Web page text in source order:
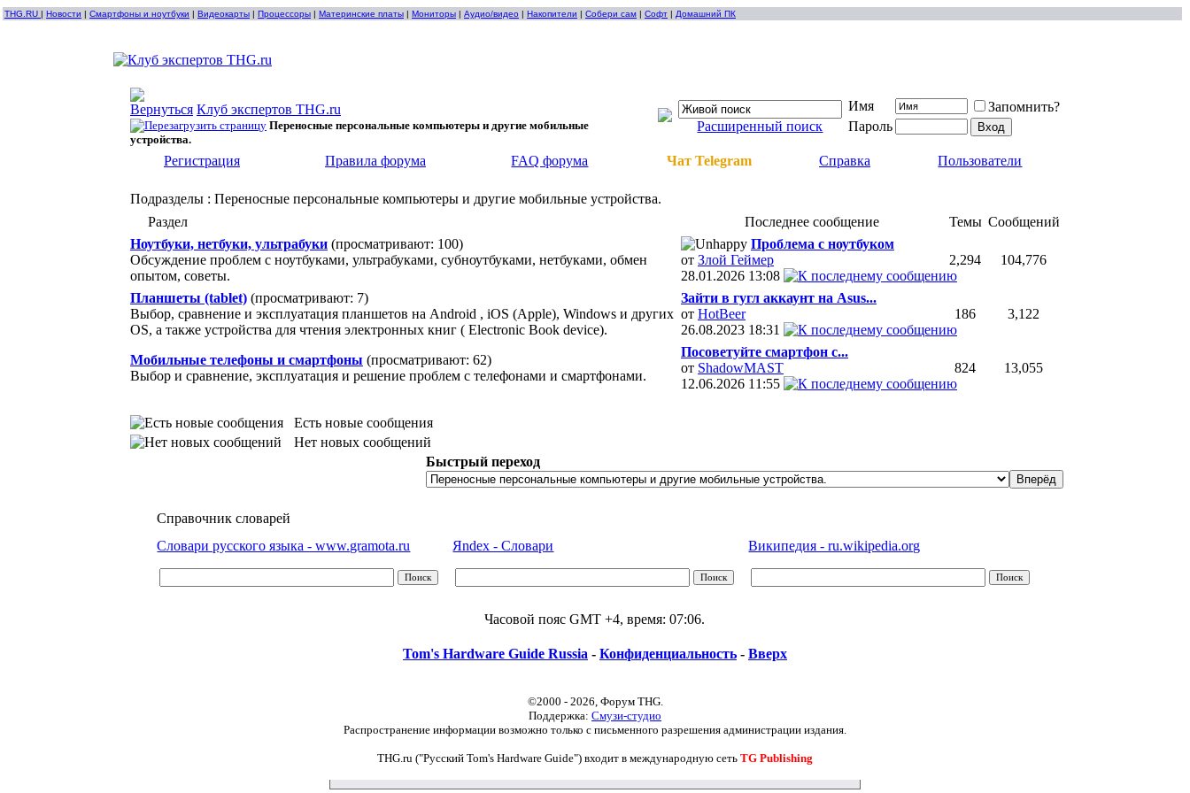
THG.RU | Новости | Смартфоны и ноутбуки | Видеокарты | Процессоры | Материнские платы | Мониторы | Аудио/видео | Накопители | Собери сам | Софт | Домашний ПК
Клуб экспертов THG.ru
Переносные персональные компьютеры и другие мобильные
устройства.
Расширенный поиск
Имя
Запомнить?
Пароль
Регистрация Правила форума FAQ форума Чат Telegram Справка Пользователи
Подразделы: Переносные персональные компьютеры и другие мобильные устройства.
Раздел
Последнее сообщение Темы Сообщений
Ноутбуки, нетбуки, ультрабуки (просматривают: 100)
Обсуждение проблем с ноутбуками, ультрабуками, субноутбуками, нетбуками, обмен
опытом, советы.
Проблема с ноутбуком
от Злой Геймер
28.01.2026 13:08
2,294 104,776
Планшеты (tablet) (просматривают: 7)
Выбор, сравнение и эксплуатация планшетов на Android , iOS (Apple), Windows и других
OS, а также устройства для чтения электронных книг ( Electronic Book device).
Зайти в гугл аккаунт на Asus...
от HotBeer
26.08.2023 18:31
186 3,122
Мобильные телефоны и смартфоны (просматривают: 62)
Выбор и сравнение, эксплуатация и решение проблем с телефонами и смартфонами.
Посоветуйте смартфон с...
от ShadowMAST
12.06.2026 11:55
824 13,055
Есть новые сообщения
Нет новых сообщений
Быстрый переход
Справочник словарей
Словари русского языка - www.gramota.ru
Яndex - Словари Википедия - ru.wikipedia.org
Часовой пояс GMT +4, время:07:06.
Tom's Hardware Guide Russia - Конфиденциальность - Вверх
©2000 - 2026, Форум THG.
Поддержка: Смузи-студио
Распространение информации возможно только с письменного разрешения администрации издания.
THG.ru ("Русский Tom's Hardware Guide") входит в международную сеть TG Publishing